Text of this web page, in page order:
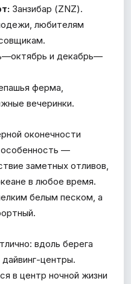
Занзибар (ZNZ).
любителям
и декабрь—
ферма,
вечеринки.
оконечности
особенность —
заметных отливов,
в любое время.
белым песком, а
вдоль берега
центры.
в центр ночной жизни